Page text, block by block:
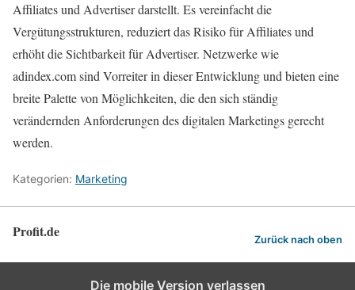
Affiliates und Advertiser darstellt. Es vereinfacht die
Vergütungsstrukturen, reduziert das Risiko für Affiliates und
erhöht die Sichtbarkeit für Advertiser. Netzwerke wie
adindex.com sind Vorreiter in dieser Entwicklung und bieten eine
breite Palette von Möglichkeiten, die den sich ständig
verändernden Anforderungen des digitalen Marketings gerecht
werden.
Kategorien: Marketing
Profit.de Zurück nach oben
Die mobile Version verlassen